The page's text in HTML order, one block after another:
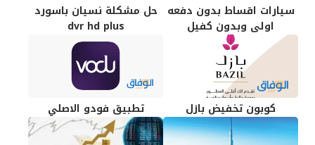
سيارات اقساط بدون دفعه
اولى وبدون كفيل
حل مشكلة نسيان باسورد
dvr hd plus
كوبون تخفيض بازل تطبيق فودو الاصلي